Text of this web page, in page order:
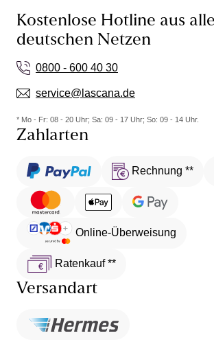
Kostenlose Hotline aus
deutschen Netzen
0800 - 600 40 30
service@lascana.de
* Mo - Fr: 08 - 20 Uhr; Sa: 09 - 17 Uhr; So: 09 - 14 Uhr.
Zahlarten
Rechnung **
Online-Überweisung
Ratenkauf **
Versandart